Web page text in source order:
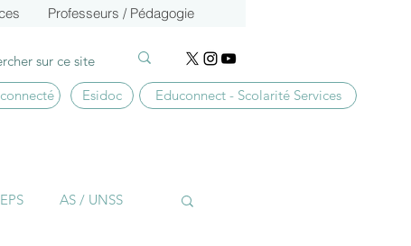
Professeurs / Pédagogie
Esidoc Educonnect - Scolarité Services
EPS AS / UNSS